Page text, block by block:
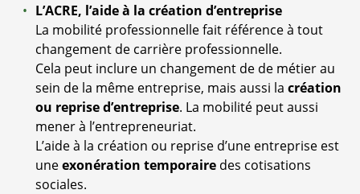
L’ACRE, l’aide à la création d’entreprise
La mobilité professionnelle fait référence à tout
changement de carrière professionnelle.
Cela peut inclure un changement de de métier au
sein de la même entreprise, mais aussi la création
ou reprise d’entreprise. La mobilité peut aussi
mener à l’entrepreneuriat.
L’aide à la création ou reprise d’une entreprise est
uneexonération temporaire des cotisations
sociales.